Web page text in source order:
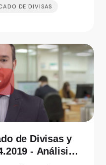
DE DIVISAS
de Divisas y
- Análisis